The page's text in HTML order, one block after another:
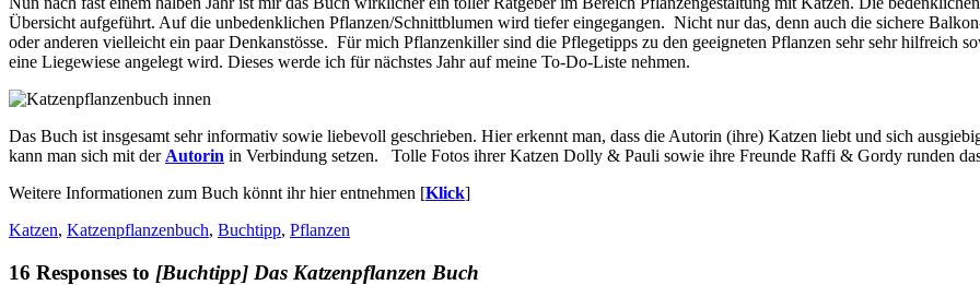
Übersicht aufgeführt. Auf die unbedenklichen Pflanzen/Schnittblumen wird tiefer eingegangen. Nicht nur das, denn auch die sichere
oder anderen vielleicht ein paar Denkanstösse. Für mich Pflanzenkiller sind die Pflegetipps zu den geeigneten Pflanzen sehr sehr hilfreich
eine Liegewiese angelegt wird. Dieses werde ich für nächstes Jahr auf meine To-Do-Liste nehmen.
Das Buch ist insgesamt sehr informativ sowie liebevoll geschrieben. Hier erkennt man, dass die Autorin (ihre) Katzen liebt und sich
kann man sich mit der Autorin in Verbindung setzen. Tolle Fotos ihrer Katzen Dolly & Pauli sowie ihre Freunde Raffi & Gordy runden
Weitere Informationen zum Buch könnt ihr hier entnehmen [Klick]
Katzen, Katzenpflanzenbuch, Buchtipp, Pflanzen
16 Responses to [Buchtipp] Das Katzenpflanzen Buch